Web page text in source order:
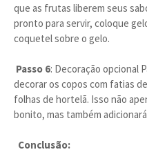
que as frutas liberem seus
pronto para servir, coloque
coquetel sobre o gelo.
Passo 6: Decoração opcional
decorar os copos com fatias
folhas de hortelã. Isso não
bonito, mas também
Conclusão: